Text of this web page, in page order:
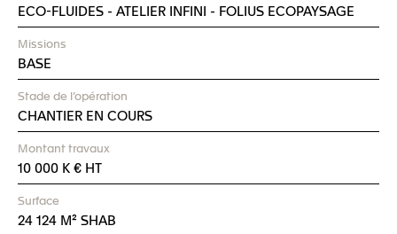
ECO-FLUIDES - ATELIER INFINI - FOLIUS ECOPAYSAGE
Missions
BASE
Stade de l’opération
CHANTIER EN COURS
Montant travaux
10 000 K € HT
Surface
24 124 M² SHAB